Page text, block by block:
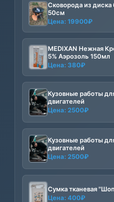
Сковорода из
50см
Цена: 19900₽
MEDIXAN Нежная
5% Аэрозоль 150мл
Цена: 380₽
Кузовные работы
двигателей
Цена: 2500₽
Кузовные работы
двигателей
Цена: 2500₽
Сумка тканевая
Цена: 400₽